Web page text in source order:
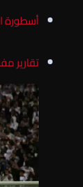
أسطورة
تقارير